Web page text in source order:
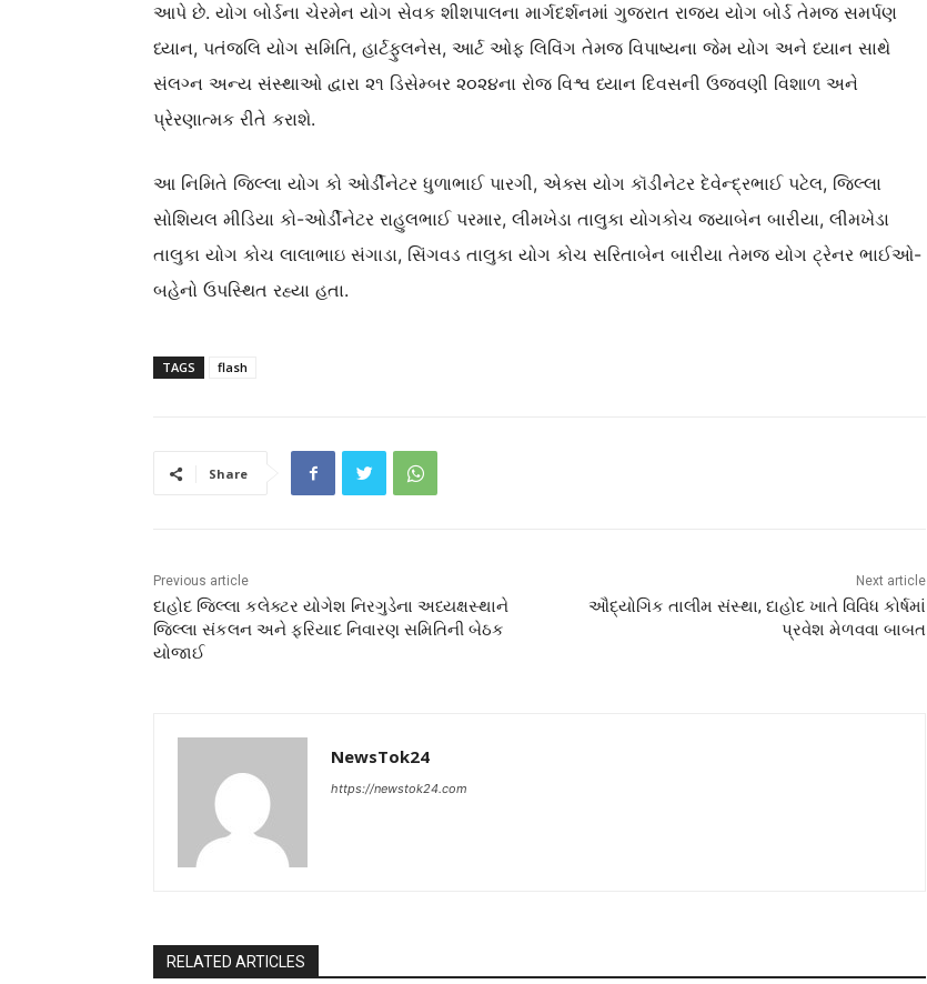
આપે છે. યોગ બોર્ડના ચેરમેન યોગ સેવક શીશપાલના માર્ગદર્શનમાં ગુજરાત રાજ્ય યોગ બોર્ડ તેમજ સમર્પણ
ધ્યાન, પતંજલિ યોગ સમિતિ, હાર્ટફુલનેસ, આર્ટ ઓફ લિવિંગ તેમજ વિપાષ્યના જેમ યોગ અને ધ્યાન સાથે
સંલગ્ન અન્ય સંસ્થાઓ દ્વારા ૨૧ ડિસેમ્બર ૨૦૨૪ના રોજ વિશ્વ ધ્યાન દિવસની ઉજવણી વિશાળ અને
પ્રેરણાત્મક રીતે કરાશે.
આ નિમિતે જિલ્લા યોગ કો ઓર્ડીનેટર ધુળાભાઈ પારગી, એક્સ યોગ કૉડીનેટર દેવેન્દ્રભાઈ પટેલ, જિલ્લા
સોશિયલ મીડિયા કો-ઓર્ડીનેટર રાહુલભાઈ પરમાર, લીમખેડા તાલુકા યોગકોચ જયાબેન બારીયા, લીમખેડા
તાલુકા યોગ કોચ લાલાભાઇ સંગાડા, સિંગવડ તાલુકા યોગ કોચ સરિતાબેન બારીયા તેમજ યોગ ટ્રેનર ભાઈઓ-
બહેનો ઉપસ્થિત રહ્યા હતા.
TAGS flash
Share
Previous article
દાહોદ જિલ્લા કલેક્ટર યોગેશ નિરગુડેના અધ્યક્ષસ્થાને
જિલ્લા સંકલન અને ફરિયાદ નિવારણ સમિતિની બેઠક
યોજાઈ
Next article
ઔદ્યોગિક તાલીમ સંસ્થા, દાહોદ ખાતે વિવિધ કોર્ષમાં
પ્રવેશ મેળવવા બાબત
NewsTok24
https://newstok24.com
RELATED ARTICLES